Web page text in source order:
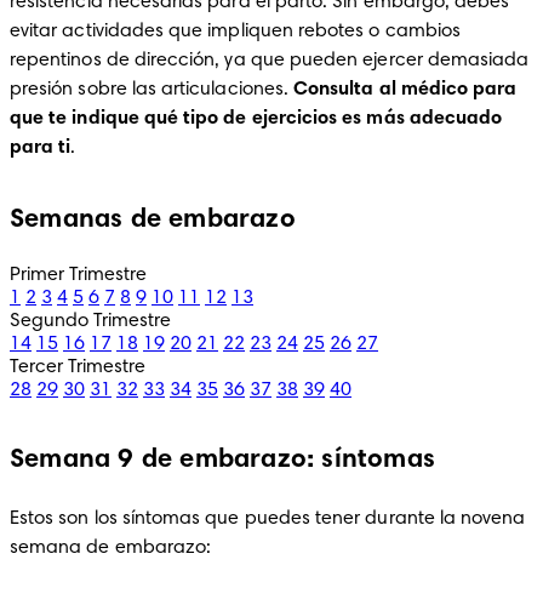
evitar actividades que impliquen rebotes o cambios
repentinos de dirección, ya que pueden ejercer demasiada
presión sobre las articulaciones. Consulta al médico para
que te indique qué tipo de ejercicios es más adecuado
para ti.
Semanas de embarazo
Primer Trimestre
1
2 3 4 5 6 7 8 9 10 11 12 13
Segundo Trimestre
14 15 16 17 18 19 20 21 22 23 24 25 26 27
Tercer Trimestre
28 29 30 31 32 33 34 35 36 37 38 39 40
Semana 9 de embarazo: síntomas
Estos son los síntomas que puedes tener durante la novena
semana de embarazo: